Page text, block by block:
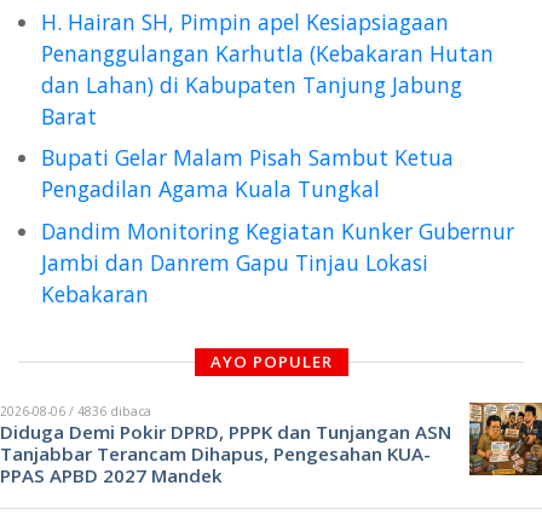
H. Hairan SH, Pimpin apel Kesiapsiagaan
Penanggulangan Karhutla (Kebakaran Hutan
dan Lahan) di Kabupaten Tanjung Jabung
Barat
Bupati Gelar Malam Pisah Sambut Ketua
Pengadilan Agama Kuala Tungkal
Dandim Monitoring Kegiatan Kunker Gubernur
Jambi dan Danrem Gapu Tinjau Lokasi
Kebakaran
AYO POPULER
2026-08-06 / 4836 dibaca
Diduga Demi Pokir DPRD, PPPK dan Tunjangan ASN
Tanjabbar Terancam Dihapus, Pengesahan KUA-
PPAS APBD 2027 Mandek